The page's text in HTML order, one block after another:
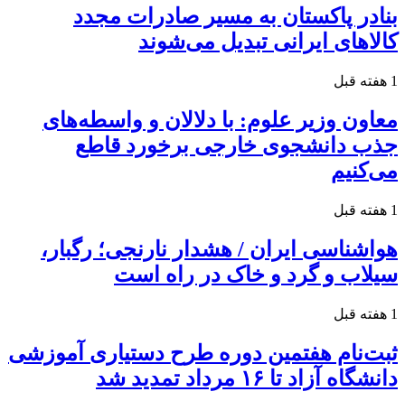
بنادر پاکستان به مسیر صادرات مجدد
کالاهای ایرانی تبدیل می‌شوند
1 هفته قبل
معاون وزیر علوم: با دلالان و واسطه‌های
جذب دانشجوی خارجی برخورد قاطع
می‌کنیم
1 هفته قبل
هواشناسی ایران / هشدار نارنجی؛ رگبار،
سیلاب و گرد و خاک در راه است
1 هفته قبل
ثبت‌نام هفتمین دوره طرح دستیاری آموزشی
دانشگاه آزاد تا ۱۶ مرداد تمدید شد